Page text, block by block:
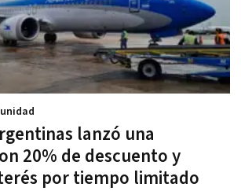
lanzó una
20% de descuento y
por tiempo limitado